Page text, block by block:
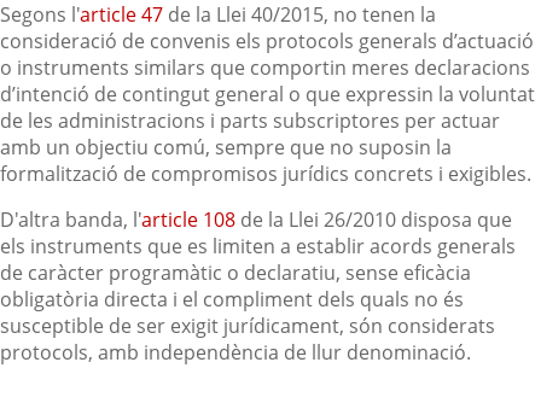
Segons l'article 47 de la Llei 40/2015, no tenen la
consideració de convenis els protocols generals d’actuació
o instruments similars que comportin meres declaracions
d’intenció de contingut general o que expressin la voluntat
de les administracions i parts subscriptores per actuar
amb un objectiu comú, sempre que no suposin la
formalització de compromisos jurídics concrets i exigibles.
D'altra banda, l'article 108 de la Llei 26/2010 disposa que
els instruments que es limiten a establir acords generals
de caràcter programàtic o declaratiu, sense eficàcia
obligatòria directa i el compliment dels quals no és
susceptible de ser exigit jurídicament, són considerats
protocols, amb independència de llur denominació.